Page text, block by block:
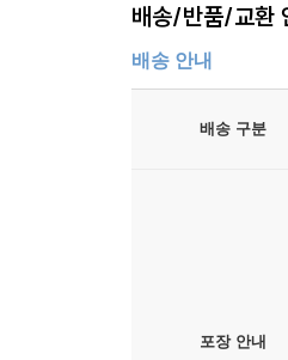
배송/반품/교환
배송 안내
배송 구분
포장 안내